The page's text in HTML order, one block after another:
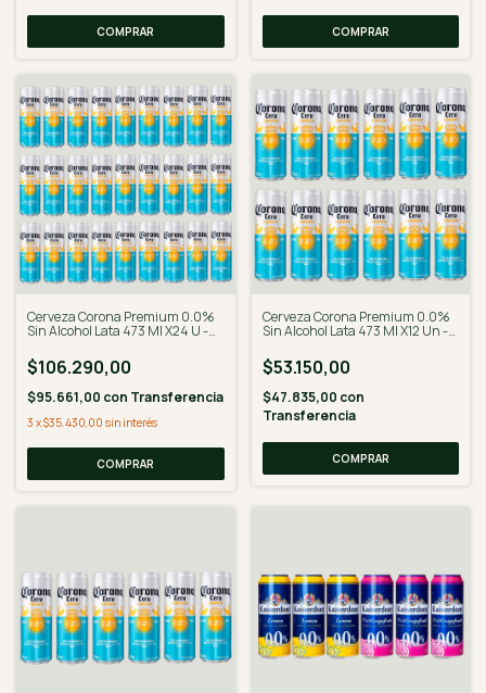
COMPRAR
Cerveza Corona Premium 0.0%
Sin Alcohol Lata 473 Ml X24 U -
$106.290,00
$95.661,00 con Transferencia
3 x$35.430,00 sin interés
Cerveza Corona Premium 0.0%
Sin Alcohol Lata 473 Ml X12 Un -
$53.150,00
$47.835,00 con
Transferencia